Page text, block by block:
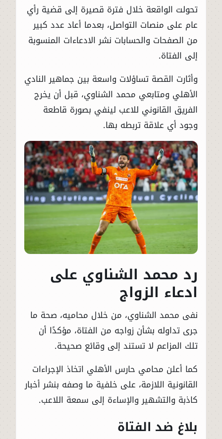
تحولت الواقعة خلال فترة قصيرة إلى قضية رأي
عام على منصات التواصل، بعدما أعاد عدد كبير
من الصفحات والحسابات نشر الادعاءات المنسوبة
إلى الفتاة.
وأثارت القصة تساؤلات واسعة بين جماهير النادي
الأهلي ومتابعي محمد الشناوي، قبل أن يخرج
الفريق القانوني للاعب لينفي بصورة قاطعة
وجود أي علاقة تربطه بها.
رد محمد الشناوي على
ادعاء الزواج
نفى محمد الشناوي، من خلال محاميه، صحة ما
جرى تداوله بشأن زواجه من الفتاة، مؤكدًا أن
تلك المزاعم لا تستند إلى وقائع صحيحة.
كما أعلن محامي حارس الأهلي اتخاذ الإجراءات
القانونية اللازمة، على خلفية ما وصفه بنشر أخبار
كاذبة والتشهير والإساءة إلى سمعة اللاعب.
بلاغ ضد الفتاة